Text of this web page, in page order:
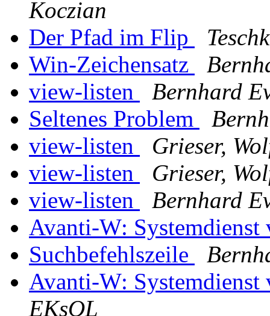
Koczian
Der Pfad im Flip
Win-Zeichensatz
view-listen
Bernhard
Seltenes Problem
view-listen
Grieser,
view-listen
Grieser,
view-listen
Bernhard
Avanti-W:
Suchbefehlszeile
Avanti-W:
EKsOL